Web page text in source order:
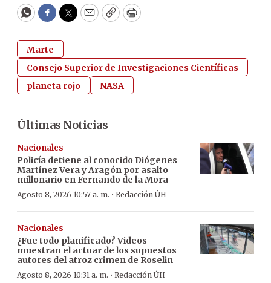
WhatsApp
Facebook
Twitter
EmailCopyPrint
Marte
Consejo Superior de Investigaciones Científicas
planeta rojo
NASA
Últimas Noticias
Nacionales
Policía detiene al conocido Diógenes
Martínez Vera y Aragón por asalto
millonario en Fernando de la Mora
Agosto 8, 2026 10:57 a. m. · Redacción ÚH
Nacionales
¿Fue todo planificado? Videos
muestran el actuar de los supuestos
autores del atroz crimen de Roselin
Agosto 8, 2026 10:31 a. m. · Redacción ÚH